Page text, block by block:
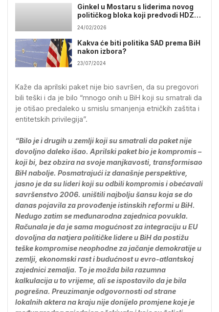
Ginkel u Mostaru s liderima novog
političkog bloka koji predvodi HDZ
1990
24/02/2026
Kakva će biti politika SAD prema BiH
nakon izbora?
23/07/2024
Kaže da aprilski paket nije bio savršen, da su pregovori
bili teški i da je bilo “mnogo onih u BiH koji su smatrali da
je otišao predaleko u smislu smanjenja etničkih zaštita i
entitetskih privilegija”.
“Bilo je i drugih u zemlji koji su smatrali da paket nije
dovoljno daleko išao. Aprilski paket bio je kompromis –
koji bi, bez obzira na svoje manjkavosti, transformisao
BiH nabolje. Posmatrajući iz današnje perspektive,
jasno je da su lideri koji su odbili kompromis i obećavali
savršenstvo 2006. uništili najbolju šansu koja se do
danas pojavila za provođenje istinskih reformi u BiH.
Nedugo zatim se međunarodna zajednica povukla.
Računala je da je sama mogućnost za integraciju u EU
dovoljna da natjera političke lidere u BiH da postižu
teške kompromise neophodne za jačanje demokratije u
zemlji, ekonomski rast i budućnost u evro-atlantskoj
zajednici zemalja. To je možda bila razumna
kalkulacija u to vrijeme, ali se ispostavilo da je bila
pogrešna. Preuzimanje odgovornosti od strane
lokalnih aktera na kraju nije donijelo promjene koje je